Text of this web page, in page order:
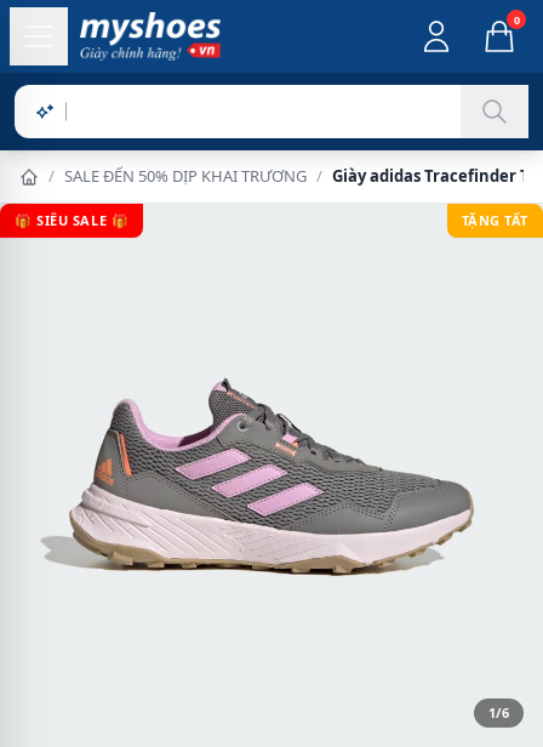
0
Sản phẩm c
/ SALE ĐẾN 50% DỊP KHAI TRƯƠNG / Giày adidas Tracefinder
🎁 SIÊU SALE 🎁 TẶNG TẤT
1/6